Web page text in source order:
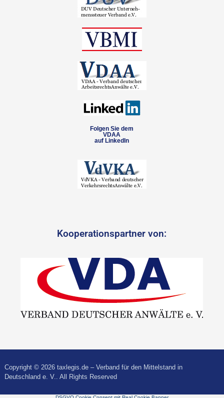
Folgen Sie dem
VDAA
auf LinkedIn
Kooperationspartner von:
Copyright © 2026 taxlegis.de – Verband für den Mittelstand in
Deutschland e. V.. All Rights Reserved